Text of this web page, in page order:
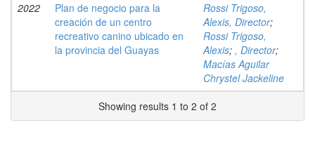
2022
Plan de negocio para la
creación de un centro
recreativo canino ubicado en
la provincia del Guayas
Rossi Trigoso,
Alexis, Director;
Rossi Trigoso,
Alexis; , Director;
Macías Aguilar
Chrystel Jackeline
Showing results 1 to 2 of 2